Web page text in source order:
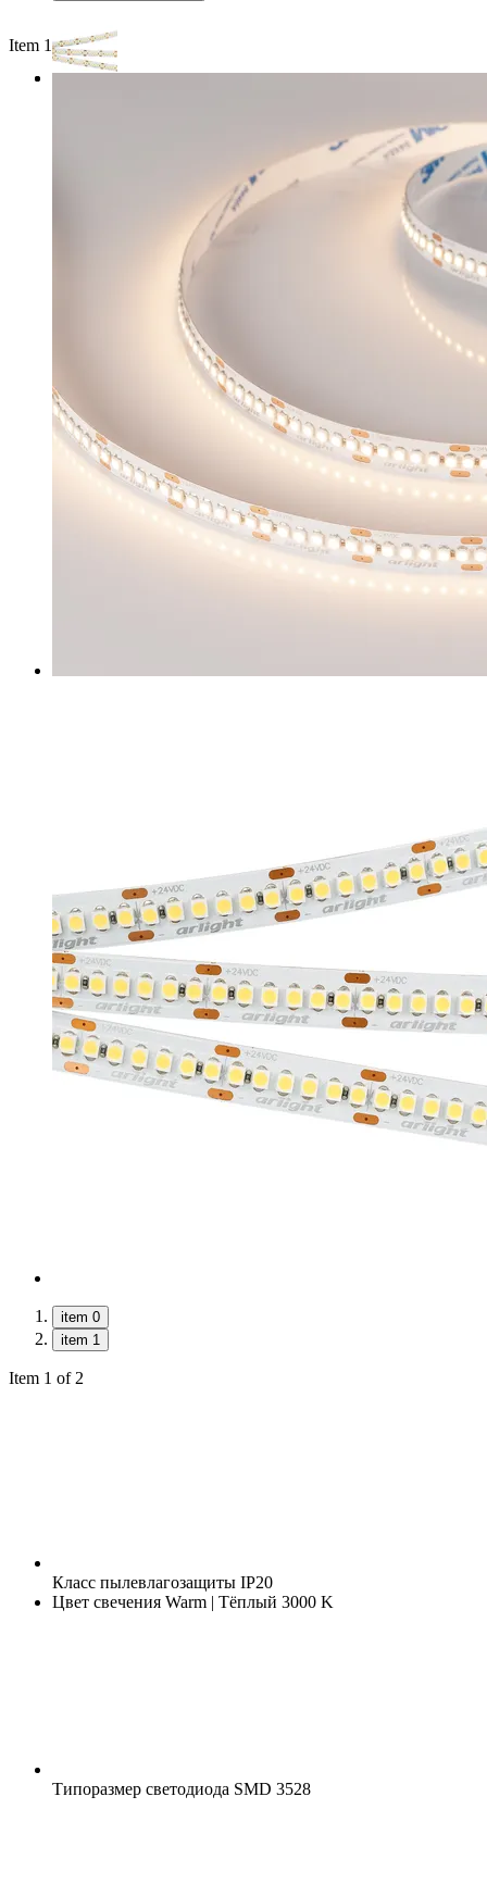
Item 1 of 2
item 0
item 1
Item 1 of 2
Класс пылевлагозащиты IP20
Цвет свечения Warm | Тёплый 3000 K
Типоразмер светодиода SMD 3528